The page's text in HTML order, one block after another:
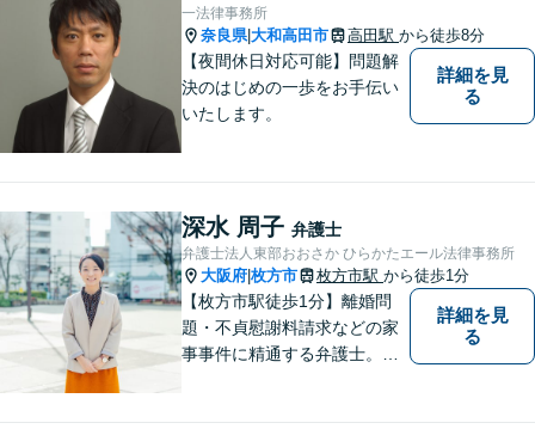
【平日夜間、土日祝日、応相
談】
一法律事務所
奈良県|大和高田市 高田駅 から徒歩8分
【夜間休日対応可能】問題解
決のはじめの一歩をお手伝い
いたします。
詳細を見
る
深水 周子 弁護士
弁護士法人東部おおさか ひらかたエール法律事務所
大阪府 枚方市 枚方市駅 から徒歩1分
【枚方市駅徒歩1分】離婚問
題・不貞慰謝料請求などの家
事事件に精通する弁護士。依
詳細を見
る